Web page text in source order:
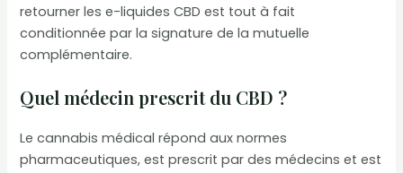
retourner les e-liquides CBD est tout à fait
conditionnée par la signature de la mutuelle
complémentaire.
Quel médecin prescrit du CBD ?
Le cannabis médical répond aux normes
pharmaceutiques, est prescrit par des médecins et est